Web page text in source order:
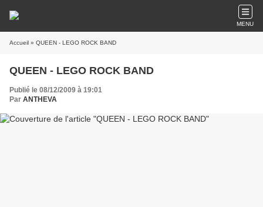
MENU
Accueil » QUEEN - LEGO ROCK BAND
QUEEN - LEGO ROCK BAND
Publié le 08/12/2009 à 19:01
Par ANTHEVA